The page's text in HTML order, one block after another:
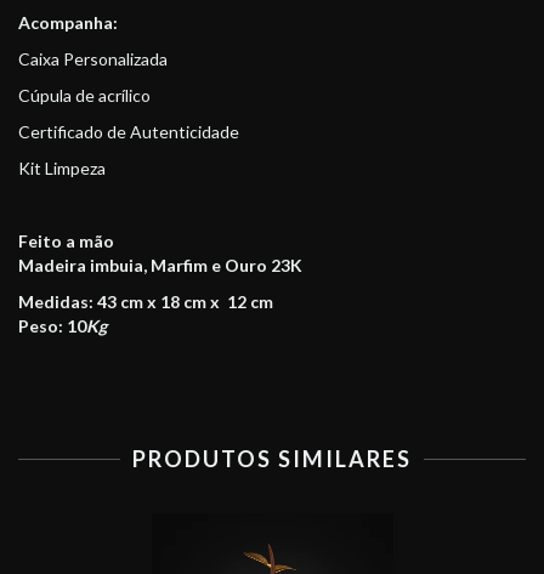
Acompanha:
Caixa Personalizada
Cúpula de acrílico
Certificado de Autenticidade
Kit Limpeza
Feito a mão
Madeira imbuia, Marfim e Ouro 23K
Medidas: 43 cm x 18 cm x 12 cm
Peso: 10Kg
PRODUTOS SIMILARES